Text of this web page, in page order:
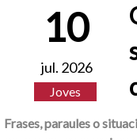
10
jul. 2026
Joves
Frases, paraules o